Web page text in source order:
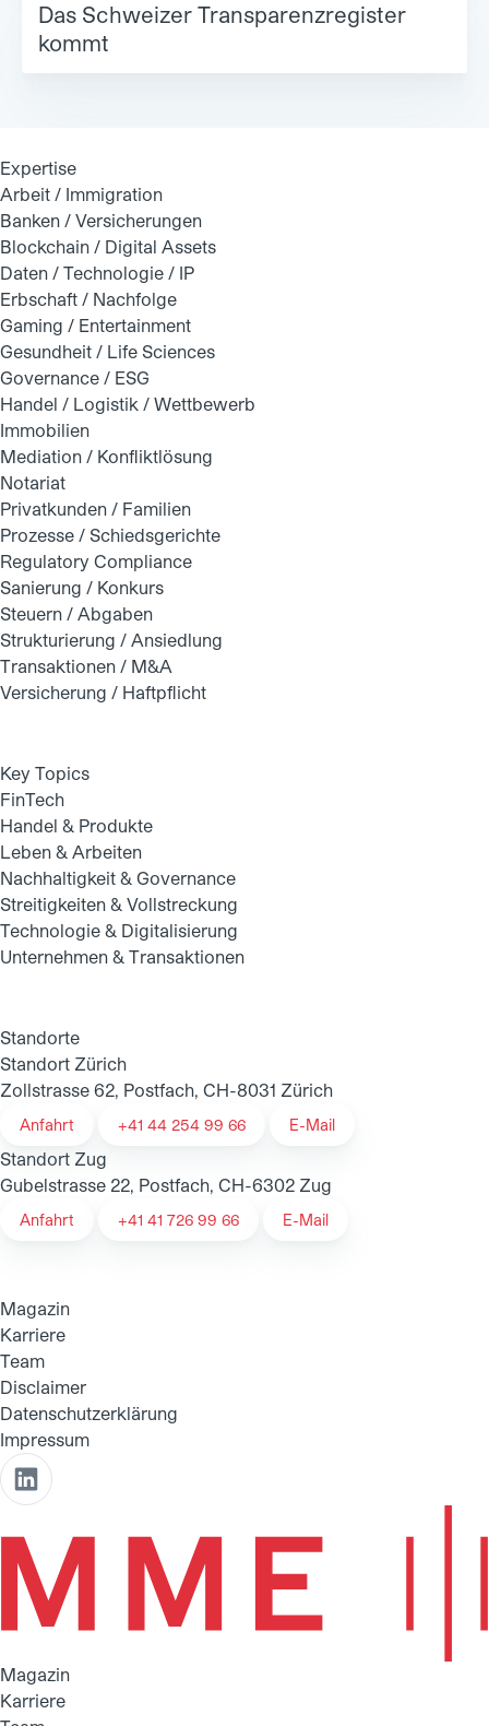
Das Schweizer Transparenzregister
kommt
Expertise
Arbeit / Immigration
Banken / Versicherungen
Blockchain / Digital Assets
Daten / Technologie / IP
Erbschaft / Nachfolge
Gaming / Entertainment
Gesundheit / Life Sciences
Governance / ESG
Handel / Logistik / Wettbewerb
Immobilien
Mediation / Konfliktlösung
Notariat
Privatkunden / Familien
Prozesse / Schiedsgerichte
Regulatory Compliance
Sanierung / Konkurs
Steuern / Abgaben
Strukturierung / Ansiedlung
Transaktionen / M&A
Versicherung / Haftpflicht
Key Topics
FinTech
Handel & Produkte
Leben & Arbeiten
Nachhaltigkeit & Governance
Streitigkeiten & Vollstreckung
Technologie & Digitalisierung
Unternehmen & Transaktionen
Standorte
Standort Zürich
Zollstrasse 62, Postfach, CH-8031 Zürich
Anfahrt +41 44 254 99 66 E-Mail
Standort Zug
Gubelstrasse 22, Postfach, CH-6302 Zug
Anfahrt +41 41 726 99 66 E-Mail
Magazin
Karriere
Team
Disclaimer
Datenschutzerklärung
Impressum
Magazin
Karriere